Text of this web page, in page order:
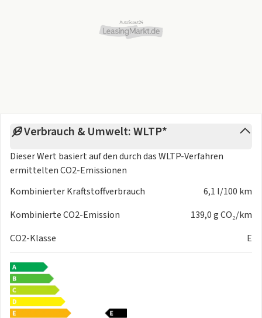
Verbrauch & Umwelt: WLTP*
Dieser Wert basiert auf den durch dasWLTP-Verfahren
ermittelten CO2-Emissionen
Kombinierter Kraftstoffverbrauch
6,1 l/100 km
Kombinierte CO2-Emission
139,0 g CO₂/km
CO2-Klasse
E